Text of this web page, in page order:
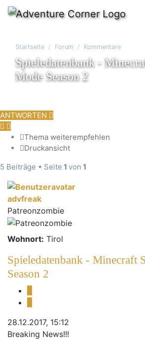
Startseite Forum Kommentare
Spieledatenbank -
Mode Season 2
ANTWORTEN
Thema weiterempfehlen
Druckansicht
5 Beiträge • Seite 1 von 1
advfreak
Patreonzombie
Wohnort: Tirol
Spieledatenbank - Minecraft
Season 2
28.12.2017, 15:12
Breaking News!!!